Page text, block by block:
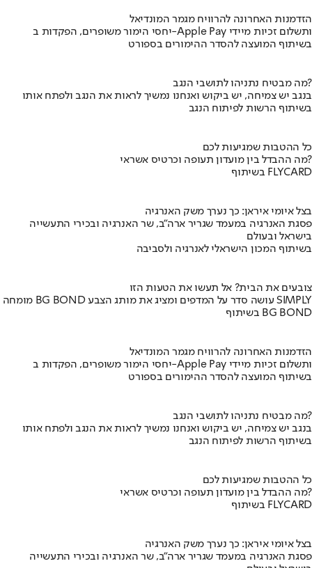
הזדמנות האחרונה להרוויח מגמר המונדיאל
יחסי הימור משופרים, הפקדות ב-Apple Pay ותשלום זכיות מיידי
בשיתוף המועצה להסדר ההימורים בספורט
מה מבטיח נתניהו לתושבי הנגב?
בנגב יש צמיחה, יש ביקוש ואנחנו נמשיך לראות את הנגב ולפתח אותו
בשיתוף הרשות לפיתוח הנגב
כל ההטבות שמגיעות לכם
מה ההבדל בין מועדון תעופה וכרטיס אשראי?
בשיתוף FLYCARD
בצל איומי איראן: כך נערך משק האנרגיה
פסגת האנרגיה במעמד שגריר ארה"ב, שר האנרגיה ובכירי התעשייה
בישראל ובעולם
בשיתוף המכון הישראלי לאנרגיה ולסביבה
צובעים את הבית? אל תעשו את הטעות הזו
מומחה BG BOND עושה סדר על המדפים ומציג את מותג הצבע SIMPLY
בשיתוף BG BOND
הזדמנות האחרונה להרוויח מגמר המונדיאל
יחסי הימור משופרים, הפקדות ב-Apple Pay ותשלום זכיות מיידי
בשיתוף המועצה להסדר ההימורים בספורט
מה מבטיח נתניהו לתושבי הנגב?
בנגב יש צמיחה, יש ביקוש ואנחנו נמשיך לראות את הנגב ולפתח אותו
בשיתוף הרשות לפיתוח הנגב
כל ההטבות שמגיעות לכם
מה ההבדל בין מועדון תעופה וכרטיס אשראי?
בשיתוף FLYCARD
בצל איומי איראן: כך נערך משק האנרגיה
פסגת האנרגיה במעמד שגריר ארה"ב, שר האנרגיה ובכירי התעשייה